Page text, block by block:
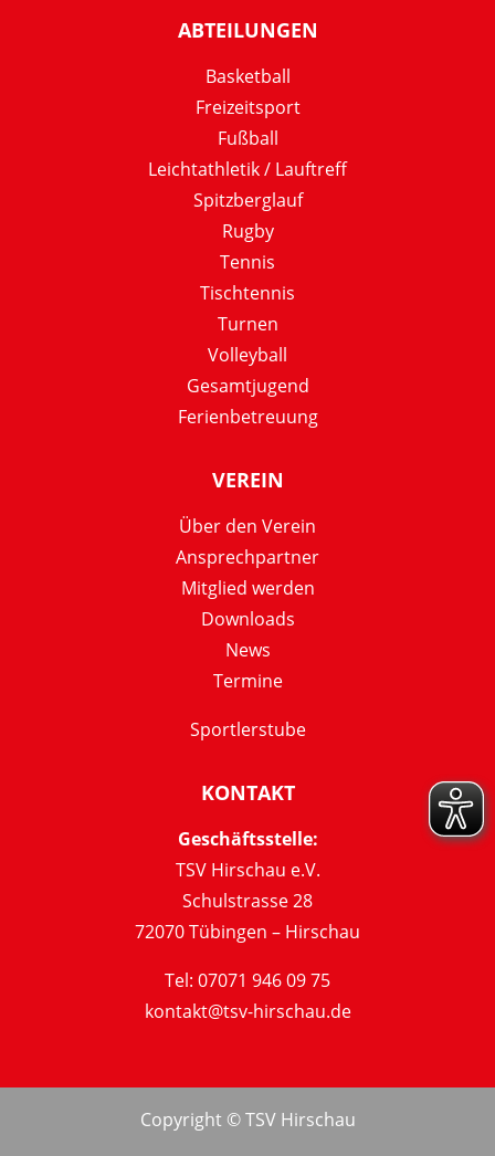
ABTEILUNGEN
Basketball
Freizeitsport
Fußball
Leichtathletik / Lauftreff
Spitzberglauf
Rugby
Tennis
Tischtennis
Turnen
Volleyball
Gesamtjugend
Ferienbetreuung
VEREIN
Über den Verein
Ansprechpartner
Mitglied werden
Downloads
News
Termine
Sportlerstube
KONTAKT
Geschäftsstelle:
TSV Hirschau e.V.
Schulstrasse 28
72070 Tübingen – Hirschau
Tel: 07071 946 09 75
kontakt@tsv-hirschau.de
Copyright © TSV Hirschau